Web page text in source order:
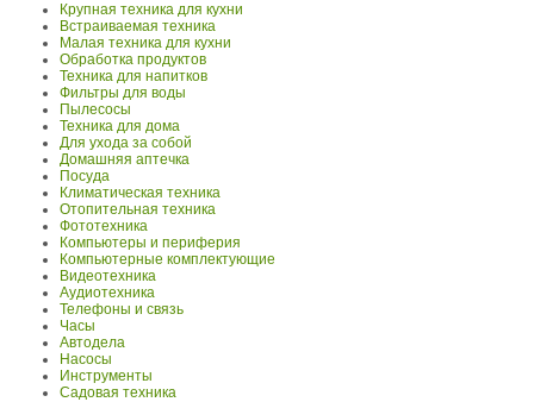
Крупная техника для кухни
Встраиваемая техника
Малая техника для кухни
Обработка продуктов
Техника для напитков
Фильтры для воды
Пылесосы
Техника для дома
Для ухода за собой
Домашняя аптечка
Посуда
Климатическая техника
Отопительная техника
Фототехника
Компьютеры и периферия
Компьютерные комплектующие
Видеотехника
Аудиотехника
Телефоны и связь
Часы
Автодела
Насосы
Инструменты
Садовая техника